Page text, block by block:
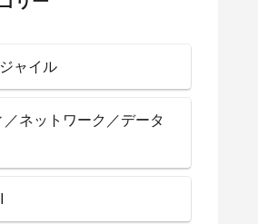
ャイル
ネットワーク／データ